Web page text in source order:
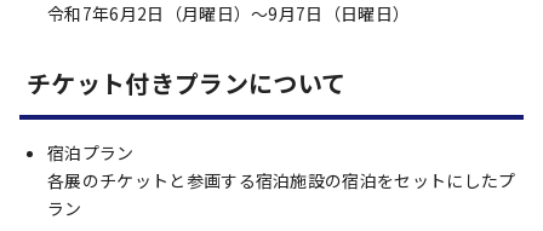
令和7年6月2日（月曜日）～9月7日（日曜日）
チケット付きプランについて
宿泊プラン
各展のチケットと参画する宿泊施設の宿泊をセットにしたプ
ラン